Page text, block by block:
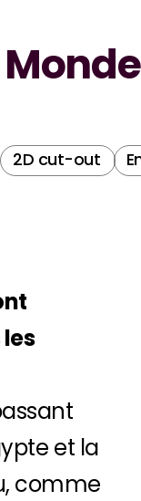
2D cut-out
et la
comme